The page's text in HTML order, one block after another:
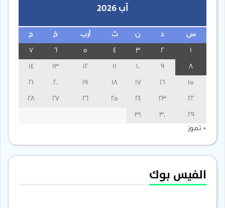
آب 2026
س ن ث أرب خ ج
3
13
14
15
16
17
18
19
20
21
22
23
24
25
26
27
28
29
30
31
« تموز
الفيس بوك